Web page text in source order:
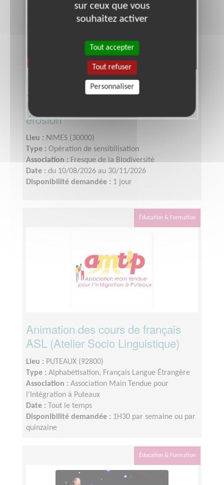
Je participe puis anime un atelier
ludique sur la biodiversité et son
érosion
Lieu : NIMES (30000)
Type : Opération de sensibilisation
Association : Fresque de la Biodiversité
Date : du 10/08/2026 au 30/11/2026
Disponibilité demandée : 1 jour
Éducation & Formation
Animation des cours de français
ASL (Atelier Socio Linguistique)
Lieu : PUTEAUX (92800)
Type : Alphabétisation, Français Langue Étrangère
Association : Association Main Tendue pour
l'Intégration à Puteaux
Date :
Tout le temps
Disponibilité demandée : 1H30 par semaine ou par
quinzaine
Éducation & Formation
sur ceux que vous
souhaitez activer
Tout accepter
Tout refuser
Personnaliser